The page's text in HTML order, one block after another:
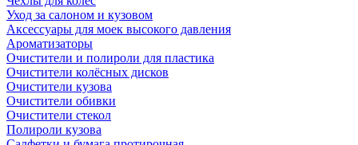
Уход за салоном и кузовом
Аксессуары для моек высокого давления
Ароматизаторы
Очистители и полироли для пластика
Очистители колёсных дисков
Очистители кузова
Очистители обивки
Очистители стекол
Полироли кузова